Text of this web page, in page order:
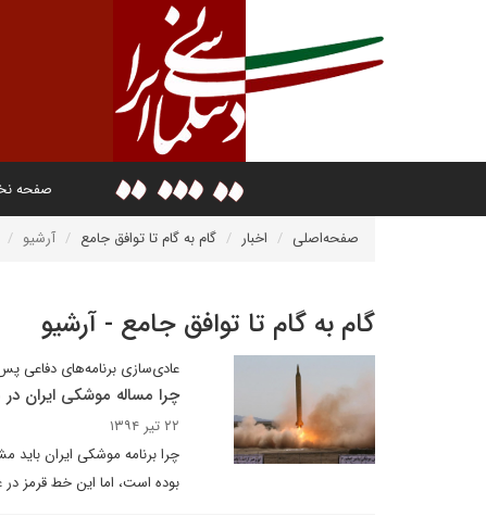
صفحه
صفحه‌اصلی اخبار گام به گام تا توافق جامع آرشیو
گام به گام تا توافق جامع - آرشیو
عادی‌سازی برنامه‌های دفاعی
چرا مساله موشکی ایران
۲۲ تیر ۱۳۹۴
چرا برنامه موشکی ایران باید
بوده است، اما این خط قرمز